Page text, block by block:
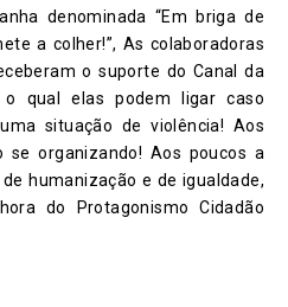
denominada “Em briga de
a colher!”, As colaboradoras
o suporte do Canal da
qual elas podem ligar caso
situação de violência! Aos
se organizando! Aos poucos a
humanização e de igualdade,
do Protagonismo Cidadão